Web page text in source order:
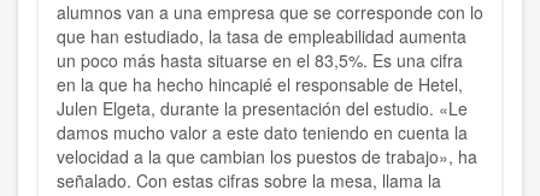
alumnos van a una empresa que se corresponde con lo
que han estudiado, la tasa de empleabilidad aumenta
un poco más hasta situarse en el 83,5%. Es una cifra
en la que ha hecho hincapié el responsable de Hetel,
Julen Elgeta, durante la presentación del estudio. «Le
damos mucho valor a este dato teniendo en cuenta la
velocidad a la que cambian los puestos de trabajo», ha
señalado. Con estas cifras sobre la mesa, llama la